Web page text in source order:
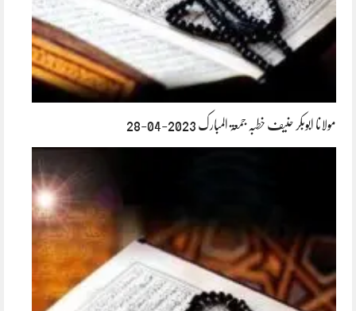
مولانا ابوبکر حنیف خطبہ جمعۃ المبارک 2023-04-28